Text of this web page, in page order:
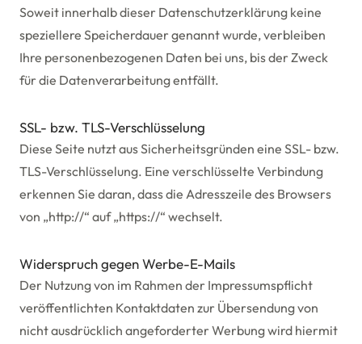
Soweit innerhalb dieser Datenschutzerklärung keine
speziellere Speicherdauer genannt wurde, verbleiben
Ihre personenbezogenen Daten bei uns, bis der Zweck
für die Datenverarbeitung entfällt.
SSL- bzw. TLS-Verschlüsselung
Diese Seite nutzt aus Sicherheitsgründen eine SSL- bzw.
TLS-Verschlüsselung. Eine verschlüsselte Verbindung
erkennen Sie daran, dass die Adresszeile des Browsers
von „http://“ auf „https://“ wechselt.
Widerspruch gegen Werbe-E-Mails
Der Nutzung von im Rahmen der Impressumspflicht
veröffentlichten Kontaktdaten zur Übersendung von
nicht ausdrücklich angeforderter Werbung wird hiermit